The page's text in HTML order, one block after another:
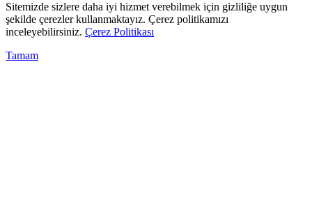
Sitemizde sizlere daha iyi hizmet verebilmek için gizliliğe uygun
şekilde çerezler kullanmaktayız. Çerez politikamızı
inceleyebilirsiniz. Çerez Politikası
Tamam